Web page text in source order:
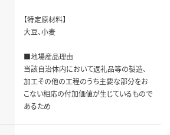
【特定原材料】
大豆、小麦
■地場産品理由
当該自治体内において返礼品等の製造、
加工その他の工程のうち主要な部分をお
こない相応の付加価値が生じているもので
あるため